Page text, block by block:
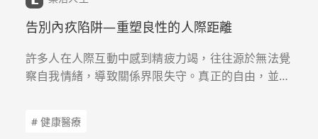
告別內疚陷阱—重塑良性的人際距離
許多人在人際互動中感到精疲力竭，往往源於無法覺
察自我情緒，導致關係界限失守。真正的自由，並非
柔中帶有堅定，找回心理空間的掌控權。
# 健康醫療